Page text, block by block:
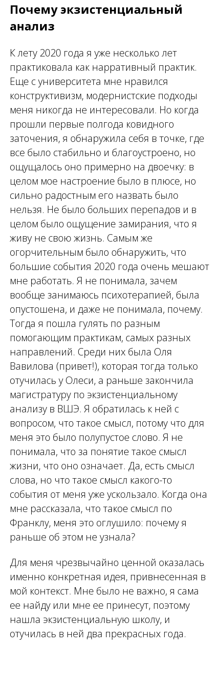
Почему экзистенциальный
анализ
К лету 2020 года я уже несколько лет
практиковала как нарративный практик.
Еще с университета мне нравился
конструктивизм, модернистские подходы
меня никогда не интересовали. Но когда
прошли первые полгода ковидного
заточения, я обнаружила себя в точке, где
все было стабильно и благоустроено, но
ощущалось оно примерно на двоечку: в
целом мое настроение было в плюсе, но
сильно радостным его назвать было
нельзя. Не было больших перепадов и в
целом было ощущение замирания, что я
живу не свою жизнь. Самым же
огорчительным было обнаружить, что
большие события 2020 года очень мешают
мне работать. Я не понимала, зачем
вообще занимаюсь психотерапией, была
опустошена, и даже не понимала, почему.
Тогда я пошла гулять по разным
помогающим практикам, самых разных
направлений. Среди них была Оля
Вавилова (привет!), которая тогда только
отучилась у Олеси, а раньше закончила
магистратуру по экзистенциальному
анализу в ВШЭ. Я обратилась к ней с
вопросом, что такое смысл, потому что для
меня это было полупустое слово. Я не
понимала, что за понятие такое смысл
жизни, что оно означает. Да, есть смысл
слова, но что такое смысл какого-то
события от меня уже ускользало. Когда она
мне рассказала, что такое смысл по
Франклу, меня это оглушило: почему я
раньше об этом не узнала?
Для меня чрезвычайно ценной оказалась
именно конкретная идея, привнесенная в
мой контекст. Мне было не важно, я сама
ее найду или мне ее принесут, поэтому
нашла экзистенциальную школу, и
отучилась в ней два прекрасных года.